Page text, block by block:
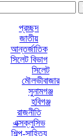
প্রচ্ছদ
জাতীয়
আন্তর্জাতিক
সিলেট বিভাগ
সিলেট
মৌলভীবাজার
সুনামগঞ্জ
হবিগঞ্জ
রাজনীতি
এক্সক্লুসিভ
শিল্প-সাহিত্য